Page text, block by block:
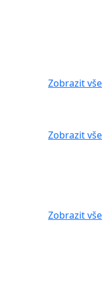
Zobrazit vše
Zobrazit vše
Zobrazit vše